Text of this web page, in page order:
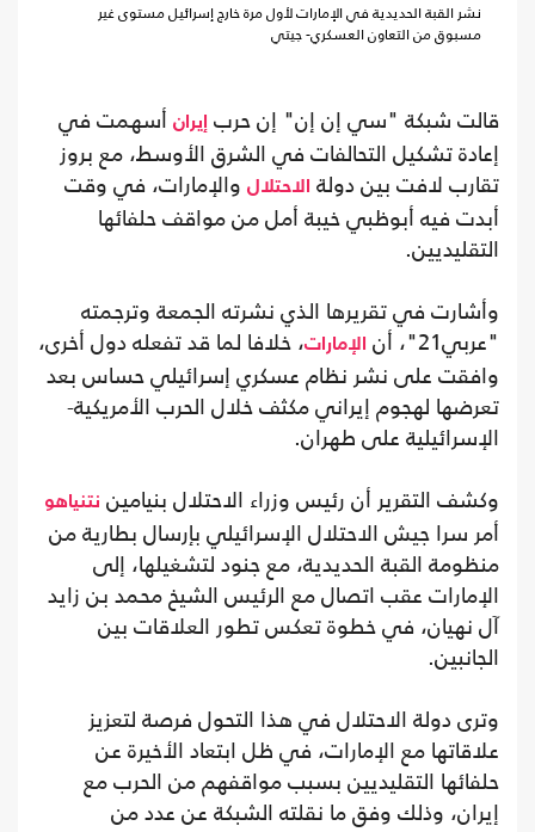
نشر القبة الحديدية في الإمارات لأول مرة خارج إسرائيل مستوى غير
مسبوق من التعاون العسكري- جيتي
قالت شبكة "سي إن إن" إن حرب إيران أسهمت في
إعادة تشكيل التحالفات في الشرق الأوسط، مع بروز
تقارب لافت بين دولة الاحتلال والإمارات، في وقت
أبدت فيه أبوظبي خيبة أمل من مواقف حلفائها
التقليديين.
وأشارت في تقريرها الذي نشرته الجمعة وترجمته
"عربي21"، أن
الإمارات، خلافا لما قد تفعله دول أخرى،
وافقت على نشر نظام عسكري إسرائيلي حساس بعد
تعرضها لهجوم إيراني مكثف خلال الحرب الأمريكية-
الإسرائيلية على طهران.
وكشف التقرير أن رئيس وزراء الاحتلال بنيامين نتنياهو
أمر سرا جيش الاحتلال الإسرائيلي بإرسال بطارية من
منظومة القبة الحديدية، مع جنود لتشغيلها، إلى
الإمارات عقب اتصال مع الرئيس الشيخ محمد بن زايد
آل نهيان، في خطوة تعكس تطور العلاقات بين
الجانبين.
وترى دولة الاحتلال في هذا التحول فرصة لتعزيز
علاقاتها مع الإمارات، في ظل ابتعاد الأخيرة عن
حلفائها التقليديين بسبب مواقفهم من الحرب مع
إيران، وذلك وفق ما نقلته الشبكة عن عدد من